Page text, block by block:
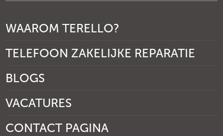
WAAROM TERELLO?
TELEFOON ZAKELIJKE REPARATIE
BLOGS
VACATURES
CONTACT PAGINA